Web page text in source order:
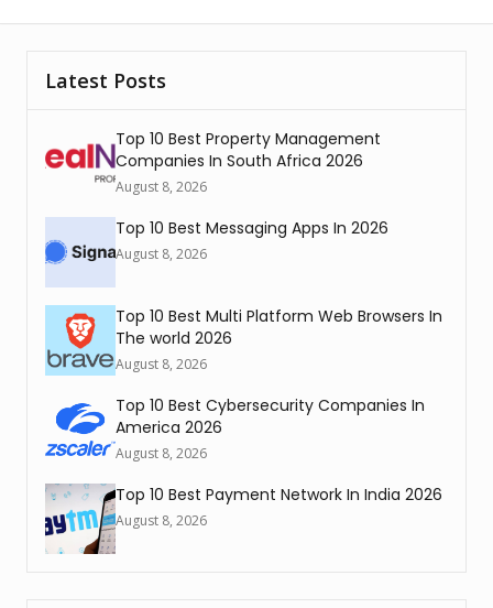
Latest Posts
Top 10 Best Property Management
Companies In South Africa 2026
August 8, 2026
Top 10 Best Messaging Apps In 2026
August 8, 2026
Top 10 Best Multi Platform Web Browsers In
The world 2026
August 8, 2026
Top 10 Best Cybersecurity Companies In
America 2026
August 8, 2026
Top 10 Best Payment Network In India 2026
August 8, 2026